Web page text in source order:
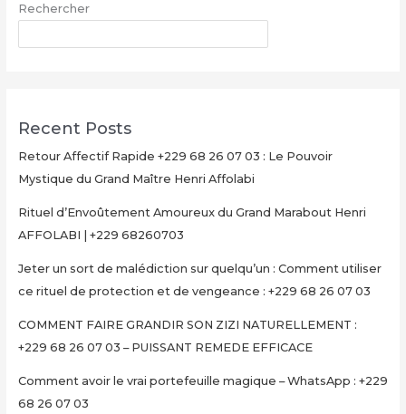
Henri
–
et
Ultra-
Rapide
Multiplier
Votre
Minutes
+229
26
07
Rechercher
Recent Posts
Retour Affectif Rapide +229 68 26 07 03 : Le Pouvoir
Mystique du Grand Maître Henri Affolabi
Rituel d’Envoûtement Amoureux du Grand Marabout Henri
AFFOLABI | +229 68260703
Jeter un sort de malédiction sur quelqu’un : Comment utiliser
ce rituel de protection et de vengeance : +229 68 26 07 03
COMMENT FAIRE GRANDIR SON ZIZI NATURELLEMENT :
+229 68 26 07 03 – PUISSANT REMEDE EFFICACE
Comment avoir le vrai portefeuille magique – WhatsApp : +229
68 26 07 03